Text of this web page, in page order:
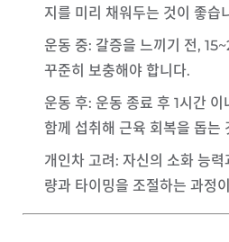
지를 미리 채워두는 것이 좋습
운동 중: 갈증을 느끼기 전,
꾸준히 보충해야 합니다.
운동 후: 운동 종료 후 1시간
함께 섭취해 근육 회복을 돕는
개인차 고려 : 자신의 소화 능
량과 타이밍을 조절하는 과정